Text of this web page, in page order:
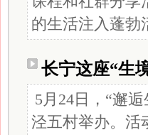
的生活注入蓬勃
长宁这座“生
5月24日，“邂
泾五村举办。活